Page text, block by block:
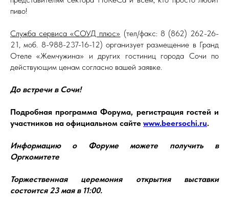
пиво!
Служба сервиса «СОУД плюс» (тел/факс: 8 (862) 262-26-
21, моб. 8-988-237-16-12) организует размещение в Гранд
Отеле «Жемчужина» и других гостиниц города Сочи по
действующим ценам согласно вашей заявке.
До встречи в Сочи!
Подробная программа Форума, регистрация гостей и
участников на официальном сайте www.beersochi.ru.
Информацию о Форуме можете получить в
Оргкомитете
Торжественная церемония открытия выставки
состоится 23 мая в 11:00.